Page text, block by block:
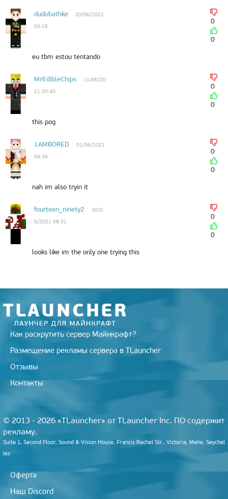
dudubathke
20/06/2021
00:15
0
0
eu tbm estou tentando
MrEdibleChips
11/06/20
21 00:40
0
0
this pog
1AMBORED
01/06/2021
04:36
0
0
nah im also tryin it
fourteen_ninety2
30/0
5/2021 08:31
0
0
looks like im the only one trying this
Как раскрутить сервер Майнкрафт?
Размещение рекламы сервера в TLauncher
Отзывы
Контакты
© 2013 - 2026 «TLauncher» от TLauncher Inc. ПО содержит
рекламу.
Suite 1, Second Floor, Sound & Vision House, Francis Rachel Str., Victoria, Mahe, Seychel
les
Оферта
Наш Discord